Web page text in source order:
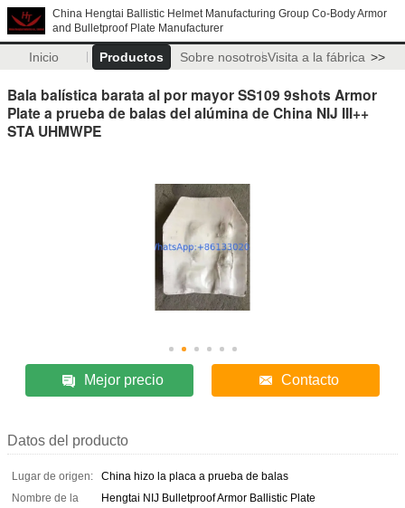
China Hengtai Ballistic Helmet Manufacturing Group Co-Body Armor
and Bulletproof Plate Manufacturer
Inicio Productos Sobre nosotrosVisita a la fábrica >>
Bala balística barata al por mayor SS109 9shots Armor
Plate a prueba de balas del alúmina de China NIJ III++
STA UHMWPE
Mejor precio Contacto
Datos del producto
Lugar de origen:
China hizo la placa a prueba de balas
Nombre de la
Hengtai NIJ Bulletproof Armor Ballistic Plate